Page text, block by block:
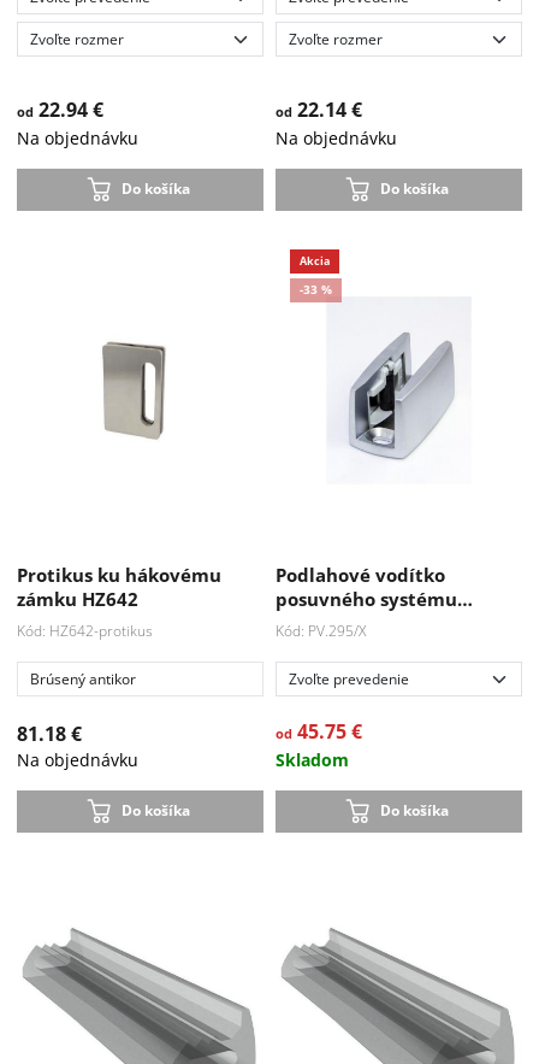
od22.94 €
Na objednávku
Do košíka
od 22.14 €
Na objednávku
Do košíka
Protikus ku hákovému
zámku HZ642
Kód: HZ642-protikus
Brúsený antikor
81.18 €
Na objednávku
Do košíka
-33 %
Podlahové vodítko
posuvného systému…
Kód: PV.295/X
od 45.75 €
Skladom
Do košíka